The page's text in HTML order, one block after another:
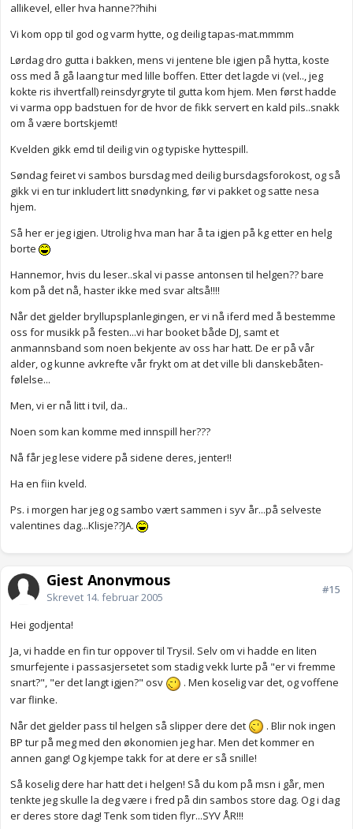
allikevel, eller hva hanne??hihi
Vi kom opp til god og varm hytte, og deilig tapas-mat.mmmm
Lørdag dro gutta i bakken, mens vi jentene ble igjen på hytta, koste
oss med å gå laang tur med lille boffen. Etter det lagde vi (vel.., jeg
kokte ris ihvertfall) reinsdyrgryte til gutta kom hjem. Men først hadde
vi varma opp badstuen for de hvor de fikk servert en kald pils..snakk
om å være bortskjemt!
Kvelden gikk emd til deilig vin og typiske hyttespill.
Søndag feiret vi sambos bursdag med deilig bursdagsforokost, og så
gikk vi en tur inkludert litt snødynking, før vi pakket og satte nesa
hjem.
Så her er jeg igjen. Utrolig hva man har å ta igjen på kg etter en helg
borte
Hannemor, hvis du leser..skal vi passe antonsen til helgen?? bare
kom på det nå, haster ikke med svar altså!!!!
Når det gjelder bryllupsplanlegingen, er vi nå iferd med å bestemme
oss for musikk på festen...vi har booket både DJ, samt et
anmannsband som noen bekjente av oss har hatt. De er på vår
alder, og kunne avkrefte vår frykt om at det ville bli danskebåten-
følelse...
Men, vi er nå litt i tvil, da..
Noen som kan komme med innspill her???
Nå får jeg lese videre på sidene deres, jenter!!
Ha en fiin kveld.
Ps. i morgen har jeg og sambo vært sammen i syv år...på selveste
valentines dag...Klisje??JA.
Gjest Anonymous
Skrevet 14. februar 2005
#15
Hei godjenta!
Ja, vi hadde en fin tur oppover til Trysil. Selv om vi hadde en liten
smurfejente i passasjersetet som stadig vekk lurte på "er vi fremme
snart?", "er det langt igjen?" osv
. Men koselig var det, og voffene
var flinke.
Når det gjelder pass til helgen så slipper dere det
. Blir nok ingen
BP tur på meg med den økonomien jeg har. Men det kommer en
annen gang! Og kjempe takk for at dere er så snille!
Så koselig dere har hatt det i helgen! Så du kom på msn i går, men
tenkte jeg skulle la deg være i fred på din sambos store dag. Og i dag
er deres store dag! Tenk som tiden flyr...SYV ÅR!!!